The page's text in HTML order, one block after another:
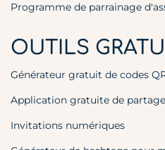
Programme de parrainage
OUTILS
Générateur gratuit de codes
Application gratuite de
Invitations numériques